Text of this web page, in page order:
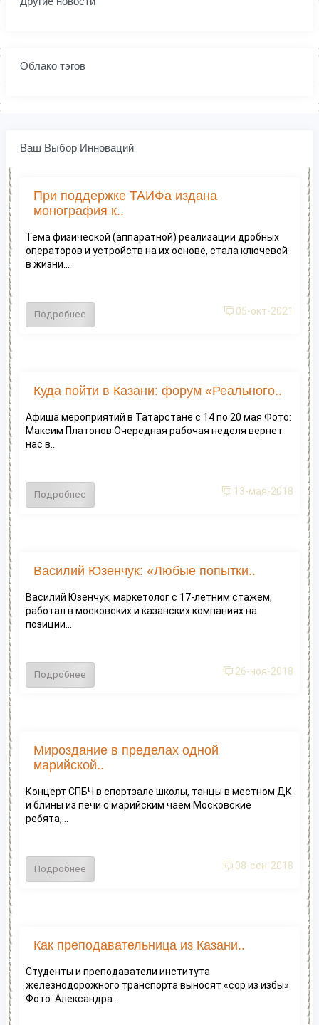
Облако тэгов
Ваш Выбор Инноваций
При поддержке ТАИФа издана
монография к..
Тема физической (аппаратной) реализации дробных
операторов и устройств на их основе, стала ключевой
в жизни...
Подробнее 05-окт-2021
Куда пойти в Казани: форум «Реального..
Афиша мероприятий в Татарстане с 14 по 20 мая Фото:
Максим Платонов Очередная рабочая неделя вернет
нас в...
Подробнее 13-мая-2018
Василий Юзенчук: «Любые попытки..
Василий Юзенчук, маркетолог с 17-летним стажем,
работал в московских и казанских компаниях на
позиции...
Подробнее 26-ноя-2018
Мироздание в пределах одной
марийской..
Концерт СПБЧ в спортзале школы, танцы в местном ДК
и блины из печи с марийским чаем Московские
ребята,...
Подробнее 08-сен-2018
Как преподавательница из Казани..
Студенты и преподаватели института
железнодорожного транспорта выносят «сор из избы»
Фото: Александра...